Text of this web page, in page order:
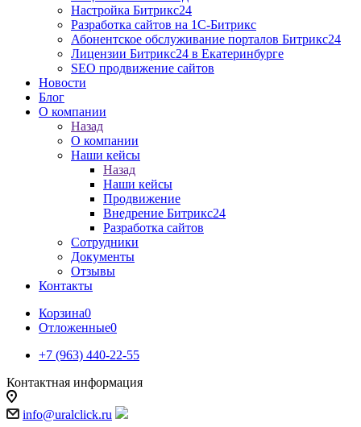
Настройка Битрикс24
Разработка cайтов на 1C-Битрикс
Абонентское обслуживание порталов Битрикс24
Лицензии Битрикс24 в Екатеринбурге
SEO продвижение сайтов
Новости
Блог
О компании
Назад
О компании
Наши кейсы
Назад
Наши кейсы
Продвижение
Внедрение Битрикс24
Разработка сайтов
Сотрудники
Документы
Отзывы
Контакты
Корзина0
Отложенные0
+7 (963) 440-22-55
Контактная информация
info@uralclick.ru